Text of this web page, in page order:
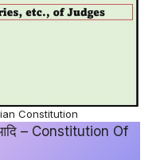
Constitution
– Constitution Of